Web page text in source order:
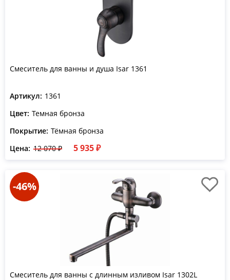
Смеситель для ванны и душа Isar 1361
Артикул: 1361
Цвет: Темная бронза
Покрытие: Тёмная бронза
Цена: 12 070 ₽ 5 935 ₽
-46%
Смеситель для ванны с длинным изливом Isar 1302L